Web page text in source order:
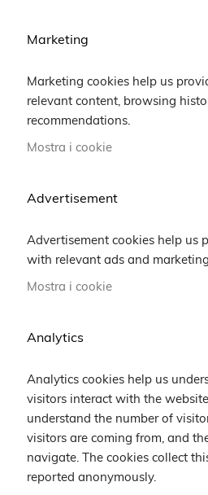
#SOCIALS
Marketing
Marketing cookies help us
relevant content, browsing
recommendations.
Mostra i cookie
Advertisement
Advertisement cookies help us
with relevant ads and
Mostra i cookie
Analytics
Analytics cookies help us
visitors interact with the
understand the number of
visitors are coming from, and
navigate. The cookies collect
reported anonymously.